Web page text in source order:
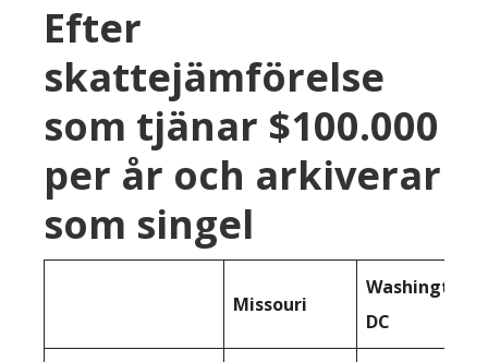
Efter
skattejämförelse
som tjänar $100.000
per år och arkiverar
som singel
Missouri
Washington
DC